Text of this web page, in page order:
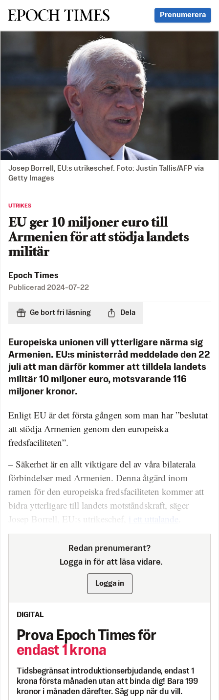
Svenska Epoch Times Prenumerera
Josep Borrell, EU:s utrikeschef. Foto: Justin Tallis/AFP via
Getty Images
UTRIKES
EU ger 10 miljoner euro till
Armenien för att stödja landets
militär
Epoch Times
Publicerad 2024-07-22
Ge bort fri läsning Dela
Europeiska unionen vill ytterligare närma sig
Armenien. EU:s ministerråd meddelade den 22
juli att man därför kommer att tilldela landets
militär 10 miljoner euro, motsvarande 116
miljoner kronor.
Enligt EU är det första gången som man har ”beslutat
att stödja Armenien genom den europeiska
fredsfaciliteten”.
– Säkerhet är en allt viktigare del av våra bilaterala
förbindelser med Armenien. Denna åtgärd inom
ramen för den europeiska fredsfaciliteten kommer att
bidra ytterligare till landets motståndskraft, säger
Josep Borrell, EU:s utrikeschef, i ett uttalande
Redan prenumerant?
Logga in för att läsa vidare.
Logga in
DIGITAL
Prova Epoch Times för
endast 1 krona
Tidsbegränsat introduktionserbjudande, endast 1
krona första månaden utan att binda dig! Bara 199
kronor i månaden därefter. Säg upp när du vill.